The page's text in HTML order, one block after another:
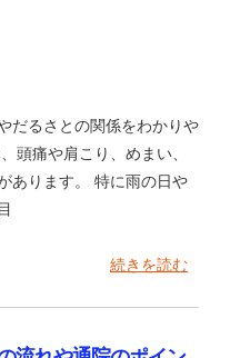
だるさとの関係をわかりや
頭痛や肩こり、めまい、
あります。 特に雨の日や
続きを読む